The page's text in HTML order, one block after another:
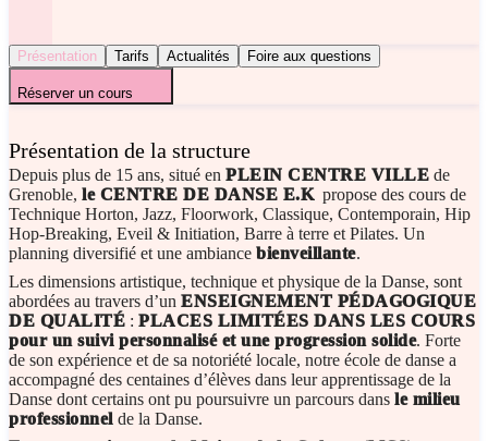
Présentation Tarifs Actualités Foire aux questions
Réserver un cours
Présentation de la structure
Depuis plus de 15 ans, situé en PLEIN CENTRE VILLE de
Grenoble, le CENTRE DE DANSE E.Kpropose des cours de
Technique Horton, Jazz, Floorwork, Classique, Contemporain, Hip
Hop-Breaking, Eveil & Initiation, Barre à terre et Pilates. Un
planning diversifié et une ambiance bienveillante.
Les dimensions artistique, technique et physique de la Danse, sont
abordées au travers d’un ENSEIGNEMENT PÉDAGOGIQUE
DE QUALITÉ : PLACES LIMITÉES DANS LES COURS
pour un suivi personnalisé et une progression solide. Forte
de son expérience et de sa notoriété locale, notre école de danse a
accompagné des centaines d’élèves dans leur apprentissage de la
Danse dont certains ont pu poursuivre un parcours dans le milieu
professionnel de la Danse.